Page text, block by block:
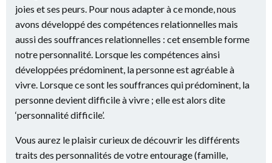
joies et ses peurs. Pour nous adapter à ce monde, nous
avons développé des compétences relationnelles mais
aussi des souffrances relationnelles : cet ensemble forme
notre personnalité. Lorsque les compétences ainsi
développées prédominent, la personne est agréable à
vivre. Lorsque ce sont les souffrances qui prédominent, la
personne devient difficile à vivre ; elle est alors dite
‘personnalité difficile’.
Vous aurez le plaisir curieux de découvrir les différents
traits des personnalités de votre entourage (famille,